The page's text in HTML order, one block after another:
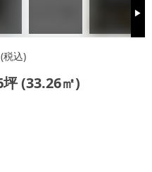
Next
税込)
(33.26㎡)